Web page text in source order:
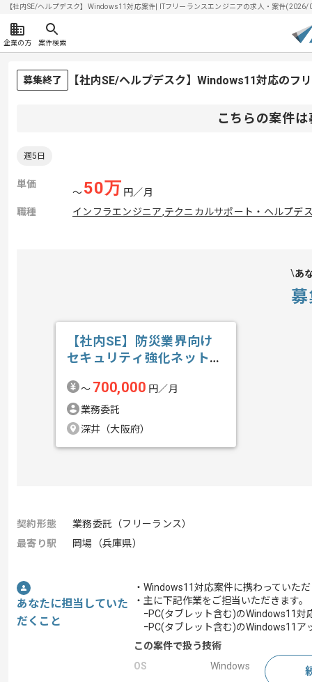
【社内SE/ヘルプデスク】Windows11対応案件| ITフリーランスエンジニアの求人・案件
企業の方 案件検索
募集終了 【社内SE/ヘルプデスク】Windows11対応のフ
こちらの案件
週5日
単価
〜50万 円／月
職種
インフラエンジニア,テクニカルサポート・ヘルプデ
あ
【社内SE】防災業界向け
セキュリティ強化ネットワ
〜 700,000 円／月
業務委託
深井（大阪府）
契約形態
業務委託（フリーランス）
最寄り駅
岡場（兵庫県）
あなたに担当していた
だくこと
・Windows11対応案件に携わっていた
・主に下記作業をご担当いただきます。
ｰPC(タブレット含む)のWindows11対
ｰPC(タブレット含む)のWindows11ア
この案件で扱う技術
OS
Windows